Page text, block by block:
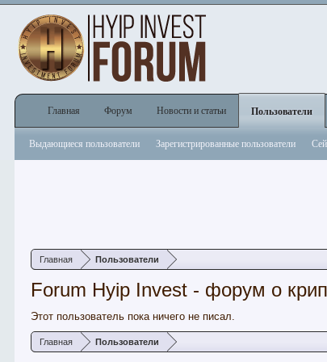
Главная Пользователи
Forum Hyip Invest - форум о
Этот пользователь пока ничего не писал.
Главная Пользователи
Главная Форум Новости и статьи Пользователи
Выдающиеся пользователи Зарегистрированные пользователи